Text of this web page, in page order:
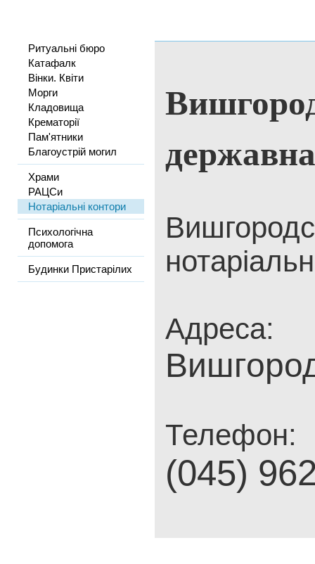
Ритуальні бюро
Катафалк
Вінки. Квіти
Морги
Кладовища
Крематорії
Пам'ятники
Благоустрій могил
Храми
РАЦСи
Нотаріальні контори
Психологічна
допомога
Будинки Пристарілих
Адреса:
Телефон:
(045)